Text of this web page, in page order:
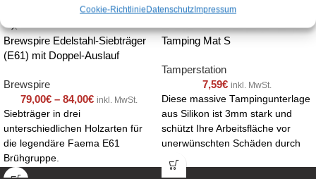
Cookie-RichtlinieDatenschutzImpressum
Brewspire Edelstahl-Siebträger
(E61) mit Doppel-Auslauf
Brewspire
79,00€ – 84,00€ inkl. MwSt.
Siebträger in drei
unterschiedlichen Holzarten für
die legendäre Faema E61
Brühgruppe.
Tamping Mat S
Tamperstation
7,59€ inkl. MwSt.
Diese massive Tampingunterlage
aus Silikon ist 3mm stark und
schützt Ihre Arbeitsfläche vor
unerwünschten Schäden durch
den Siebträger. Der äußere Rand
ist 6mm stark, so rutschen die